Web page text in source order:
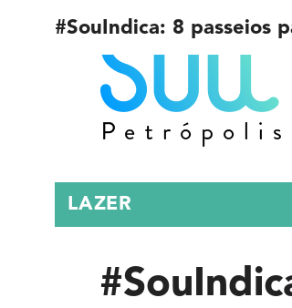
#SouIndica: 8 passeios
LAZER